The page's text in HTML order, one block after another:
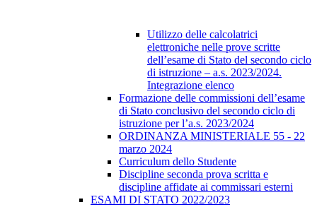
Utilizzo delle calcolatrici
elettroniche nelle prove scritte
dell’esame di Stato del secondo ciclo
di istruzione – a.s. 2023/2024.
Integrazione elenco
Formazione delle commissioni dell’esame
di Stato conclusivo del secondo ciclo di
istruzione per l’a.s. 2023/2024
ORDINANZA MINISTERIALE 55 - 22
marzo 2024
Curriculum dello Studente
Discipline seconda prova scritta e
discipline affidate ai commissari esterni
ESAMI DI STATO 2022/2023